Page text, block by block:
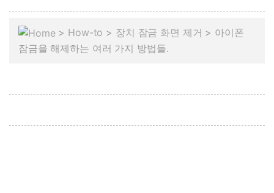
> How-to > 장치 잠금 화면 제거 > 아이폰
잠금을 해제하는 여러 가지 방법들.